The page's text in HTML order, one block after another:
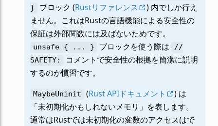
}
ブロック (Rustリファレンス
) 内でしか行え
ません。これはRustの言語機能による安全性の
保証は外部関数には及ばないためです。
unsafe { ... } ブロックを使う際は
//
SAFETY:
コメントで安全性の根拠を簡潔に説明
するのが慣習です。
MaybeUninit (Rust APIドキュメント
) は
「未初期化かもしれないメモリ」を表します。
通常はRustでは未初期化の変数のアクセスはで